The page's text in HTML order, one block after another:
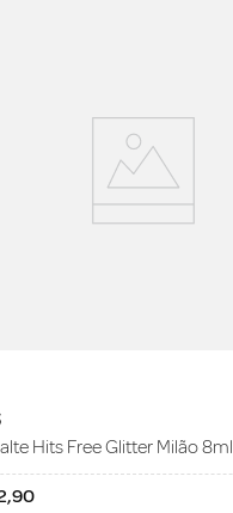
Hits Free Glitter Milão 8ml
,90